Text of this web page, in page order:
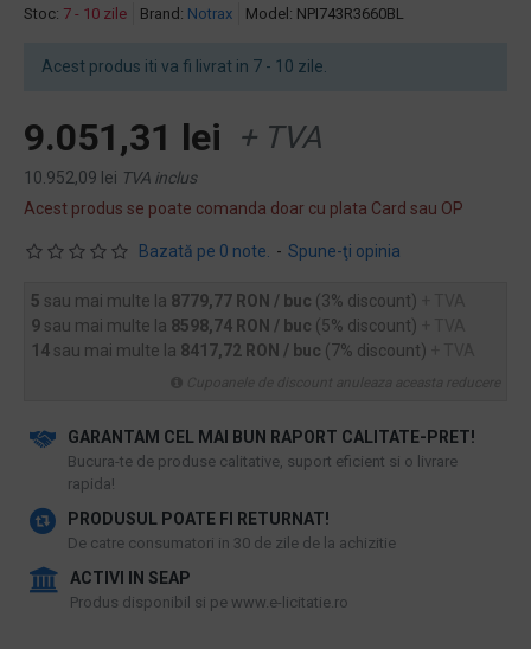
Stoc: 7 - 10 zile Brand: Notrax Model: NPI743R3660BL
Acest produs iti va fi livrat in 7 - 10 zile.
Bazată pe 0 note. - Spune-ţi opinia
9.051,31 lei + TVA
10.952,09 lei TVA inclus
Acest produs se poate comanda doar cu plata Card sau OP
5 sau mai multe la 8779,77 RON / buc (3% discount)
9 sau mai multe la 8598,74 RON / buc (5% discount)
14 sau mai multe la 8417,72 RON / buc (7% discount)
GARANTAM CEL MAI BUN RAPORT CALITATE-PRET!
​Bucura-te de produse calitative, suport eficient si o livrare
rapida!
PRODUSUL POATE FI RETURNAT!
De catre consumatori in 30 de zile de la achizitie
ACTIVI IN SEAP
Produs disponibil si pe www.e-licitatie.ro